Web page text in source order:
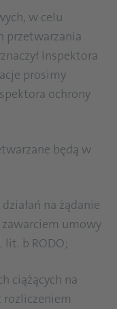
w celu
przetwarzania
Inspektora
prosimy
ochrony
będą w
na żądanie
zawarciem umowy
lit. b RODO;
ciążących na
rozliczeniem